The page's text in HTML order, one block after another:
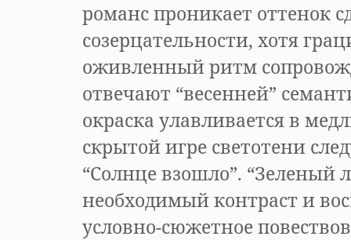
романс проникает оттенок
созерцательности, хотя
оживленный ритм
отвечают “весенней”
окраска улавливается в
скрытой игре светотени
“Солнце взошло”. “Зеленый
необходимый контраст и
условно-сюжетное